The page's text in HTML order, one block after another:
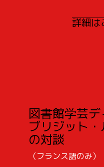
詳細は
図書館学芸デ
ブリジット
の対談
（フランス語のみ）